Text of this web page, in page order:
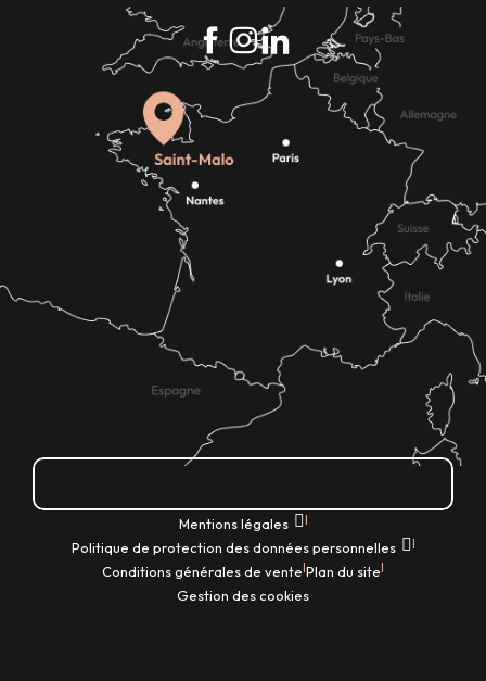
Mentions légales |
Politique de protection des données personnelles |
Conditions générales de vente|Plan du site|
Gestion des cookies